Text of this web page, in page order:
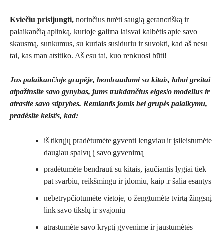
Kviečiu prisijungti, norinčius turėti saugią geranorišką ir
palaikančią aplinką, kurioje galima laisvai kalbėtis apie savo
skausmą, sunkumus, su kuriais susiduriu ir suvokti, kad aš nesu
tai, kas man atsitiko. Aš esu tai, kuo renkuosi būti!
Jus palaikančioje grupėje, bendraudami su kitais, labai greitai
atpažinsite savo gynybas, jums trukdančius elgesio modelius ir
atrasite savo stiprybes. Remiantis jomis bei grupės palaikymu,
pradėsite keistis, kad:
iš tikrųjų pradėtumėte gyventi lengviau ir įsileistumėte
daugiau spalvų į savo gyvenimą
pradėtumėte bendrauti su kitais, jaučiantis lygiai tiek
pat svarbiu, reikšmingu ir įdomiu, kaip ir šalia esantys
nebetrypčiotumėte vietoje, o žengtumėte tvirtą žingsnį
link savo tikslų ir svajonių
atrastumėte savo kryptį gyvenime ir jaustumėtės